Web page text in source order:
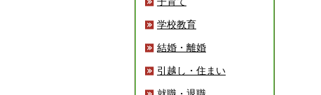
学校教育
結婚・離婚
引越し・住まい